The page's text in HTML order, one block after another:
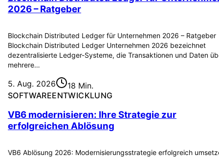
2026 – Ratgeber
Blockchain Distributed Ledger für Unternehmen 2026 – Ratgeber
Blockchain Distributed Ledger Unternehmen 2026 bezeichnet
dezentralisierte Ledger-Systeme, die Transaktionen und Daten
mehrere…
5. Aug. 2026
18 Min.
SOFTWAREENTWICKLUNG
VB6 modernisieren: Ihre Strategie zur
erfolgreichen Ablösung
VB6 Ablösung 2026: Modernisierungsstrategie erfolgreich